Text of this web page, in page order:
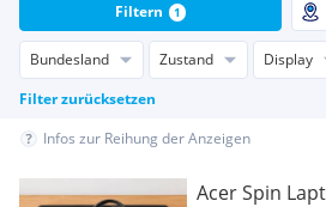
Bundesland Zustand Display
Filter zurücksetzen
Filtern 1
Infos zur Reihung der Anzeigen
Acer Spin